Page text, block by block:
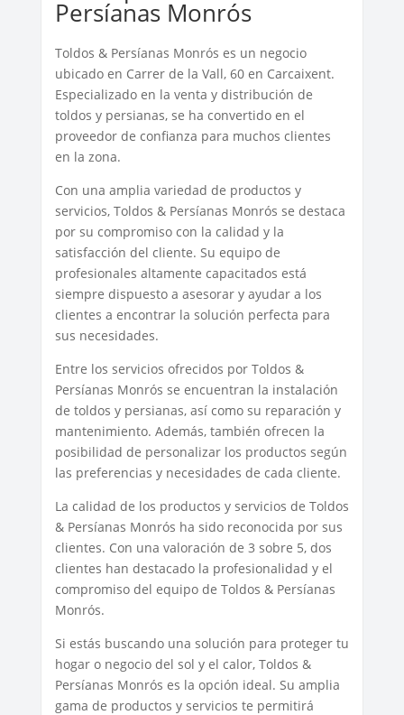
Persíanas Monrós
Toldos & Persíanas Monrós es un negocio
ubicado en Carrer de la Vall, 60 en Carcaixent.
Especializado en la venta y distribución de
toldos y persianas, se ha convertido en el
proveedor de confianza para muchos clientes
en la zona.
Con una amplia variedad de productos y
servicios, Toldos & Persíanas Monrós se destaca
por su compromiso con la calidad y la
satisfacción del cliente. Su equipo de
profesionales altamente capacitados está
siempre dispuesto a asesorar y ayudar a los
clientes a encontrar la solución perfecta para
sus necesidades.
Entre los servicios ofrecidos por Toldos &
Persíanas Monrós se encuentran la instalación
de toldos y persianas, así como su reparación y
mantenimiento. Además, también ofrecen la
posibilidad de personalizar los productos según
las preferencias y necesidades de cada cliente.
La calidad de los productos y servicios de Toldos
& Persíanas Monrós ha sido reconocida por sus
clientes. Con una valoración de 3 sobre 5, dos
clientes han destacado la profesionalidad y el
compromiso del equipo de Toldos & Persíanas
Monrós.
Si estás buscando una solución para proteger tu
hogar o negocio del sol y el calor, Toldos &
Persíanas Monrós es la opción ideal. Su amplia
gama de productos y servicios te permitirá